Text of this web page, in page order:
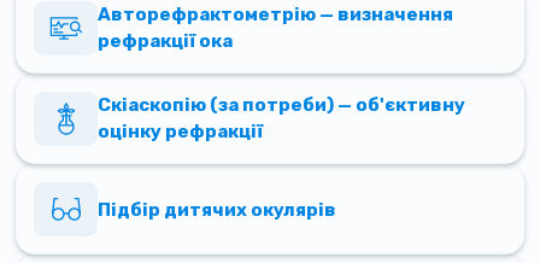
Авторефрактометрію — визначення
рефракції ока
Скіаскопію (за потреби) — об'єктивну
оцінку рефракції
Підбір дитячих окулярів